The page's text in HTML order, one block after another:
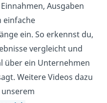
Ausgaben
einfache
ein. So erkennst du,
vergleicht und
über ein Unternehmen
Weitere Videos dazu